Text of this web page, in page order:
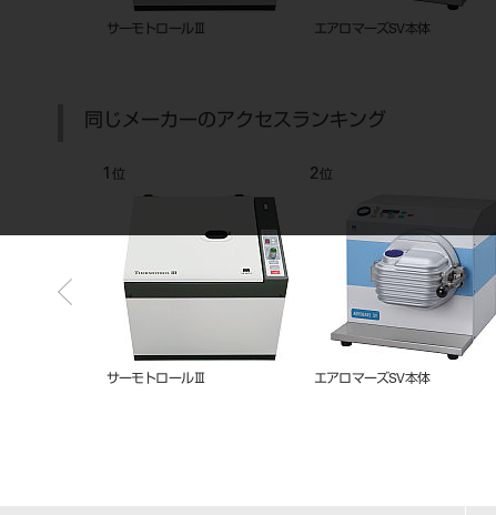
エアロマーズSV専用冷却水循環ユ
サーモトロール用 カーボンルツ
同じメーカーのアクセスランキング
7 位
スーパーポンプFD
8 位
エアロマーズ用セラミックルツボ